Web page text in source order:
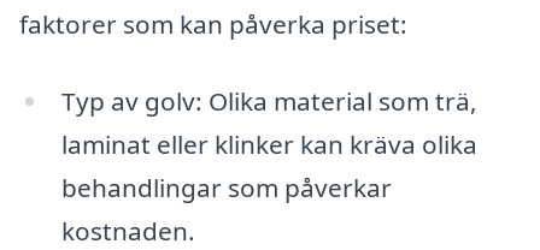
faktorer som kan påverka priset:
Typ av golv: Olika material som trä,
laminat eller klinker kan kräva olika
behandlingar som påverkar
kostnaden.